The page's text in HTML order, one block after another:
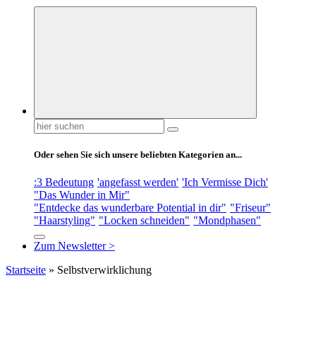
Suchen
nach:
Oder sehen Sie sich unsere beliebten Kategorien an...
:3 Bedeutung 'angefasst werden' 'Ich Vermisse Dich'
"Das Wunder in Mir"
"Entdecke das wunderbare Potential in dir" "Friseur"
"Haarstyling" "Locken schneiden" "Mondphasen"
Zum Newsletter >
Startseite » Selbstverwirklichung